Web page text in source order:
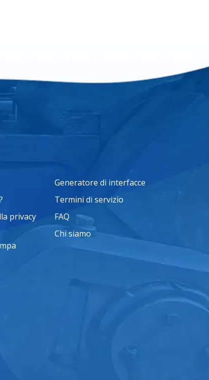
privacy
Generatore di interfacce
Termini di servizio
FAQ
Chi siamo